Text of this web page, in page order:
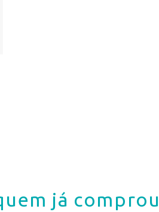
já comprou